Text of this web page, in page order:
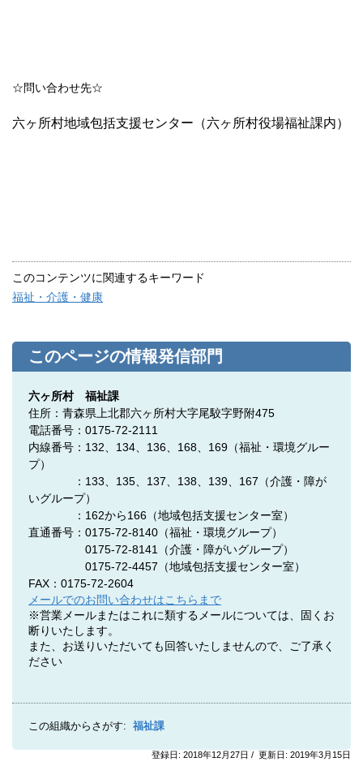
☆問い合わせ先☆
六ヶ所村地域包括支援センター（六ヶ所村役場福祉課内）
このコンテンツに関連するキーワード
福祉・介護・健康
このページの情報発信部門
六ヶ所村 福祉課
住所：青森県上北郡六ヶ所村大字尾駮字野附475
電話番号：0175-72-2111
内線番号：132、134、136、168、169（福祉・環境グルー
プ）
：133、135、137、138、139、167（介護・障が
いグループ）
：162から166（地域包括支援センター室）
直通番号：0175-72-8140 （福祉・環境グループ）
0175-72-8141 （介護・障がいグループ）
0175-72-4457 （地域包括支援センター室）
FAX：0175-72-2604
メールでのお問い合わせはこちらまで
※営業メールまたはこれに類するメールについては、固くお
断りいたします。
また、お送りいただいても回答いたしませんので、ご了承く
ださい
この組織からさがす: 福祉課
登録日: 2018年12月27日 / 更新日: 2019年3月15日